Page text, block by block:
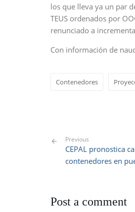
los que lleva ya un par
TEUS ordenados por
renunciado a
Con información de
Contenedores
Previous
CEPAL pronostica
contenedores en
Post a comment